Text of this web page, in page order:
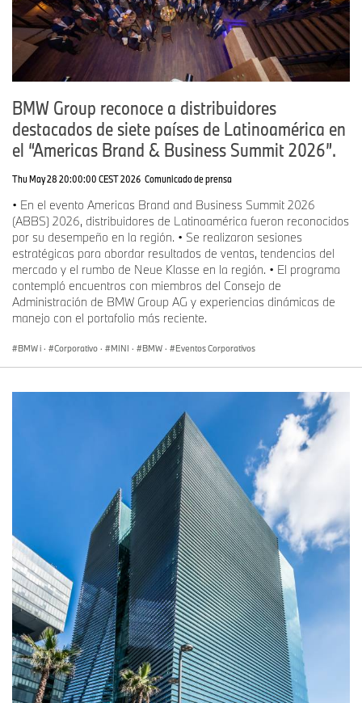
BMW Group reconoce a distribuidores
destacados de siete países de Latinoamérica en
el “Americas Brand & Business Summit 2026”.
Thu May 28 20:00:00 CEST 2026 Comunicado de prensa
• En el evento Americas Brand and Business Summit 2026
(ABBS) 2026, distribuidores de Latinoamérica fueron reconocidos
por su desempeño en la región. • Se realizaron sesiones
estratégicas para abordar resultados de ventas, tendencias del
mercado y el rumbo de Neue Klasse en la región. • El programa
contempló encuentros con miembros del Consejo de
Administración de BMW Group AG y experiencias dinámicas de
manejo con el portafolio más reciente.
BMW i · Corporativo · MINI · BMW · Eventos Corporativos